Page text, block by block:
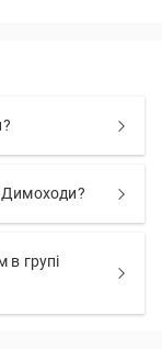
Димоходи?
групі